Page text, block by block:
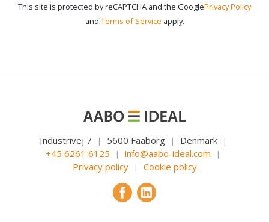
This site is protected by reCAPTCHA and the GooglePrivacy Policy
and Terms of Service apply.
Industrivej 7 | 5600 Faaborg | Denmark |
+45 6261 6125 | info@aabo-ideal.com |
Privacy policy | Cookie policy